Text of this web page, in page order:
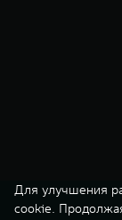
Для улучшения
cookie.